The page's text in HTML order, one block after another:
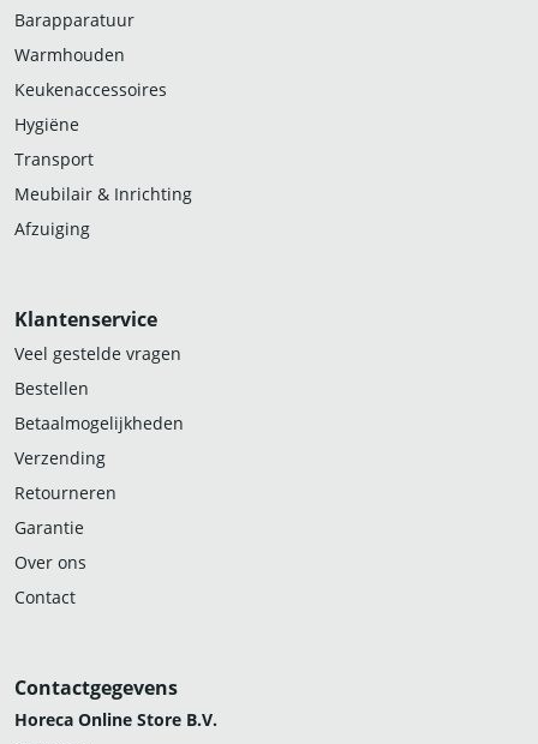
Barapparatuur
Warmhouden
Keukenaccessoires
Hygiëne
Transport
Meubilair & Inrichting
Afzuiging
Klantenservice
Veel gestelde vragen
Bestellen
Betaalmogelijkheden
Verzending
Retourneren
Garantie
Over ons
Contact
Contactgegevens
Horeca Online Store B.V.